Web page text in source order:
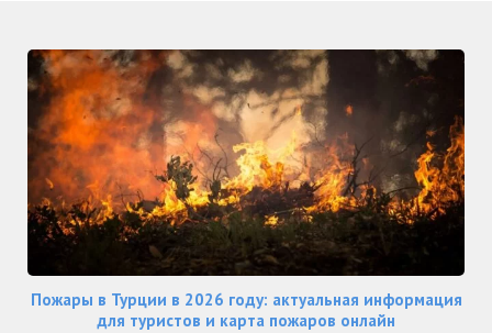
Пожары в Турции в 2026 году: актуальная информация
для туристов и карта пожаров онлайн